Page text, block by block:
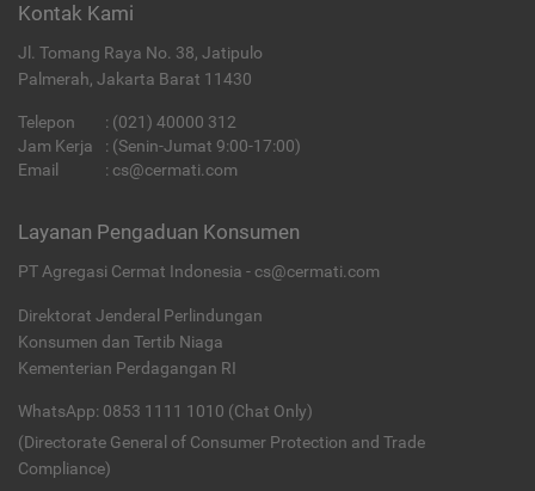
Kontak Kami
Jl. Tomang Raya No. 38, Jatipulo
Palmerah, Jakarta Barat 11430
Telepon : (021) 40000 312
Jam Kerja
: (Senin-Jumat 9:00-17:00)
Email
: cs@cermati.com
Layanan Pengaduan Konsumen
PT Agregasi Cermat Indonesia - cs@cermati.com
Direktorat Jenderal Perlindungan
Konsumen dan Tertib Niaga
Kementerian Perdagangan RI
WhatsApp: 0853 1111 1010 (Chat Only)
(Directorate General of Consumer Protection and Trade
Compliance)